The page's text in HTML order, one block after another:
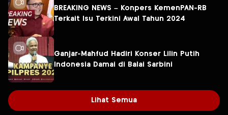
BREAKING NEWS – Konpers KemenPAN-RB
Terkait Isu Terkini Awal Tahun 2024
Ganjar-Mahfud Hadiri Konser Lilin Putih
Indonesia Damai di Balai Sarbini
Lihat Semua